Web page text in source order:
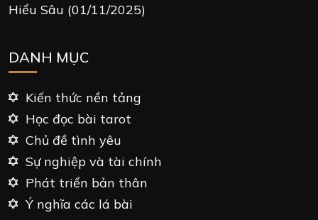
Hiểu Sâu (01/11/2025)
DANH MỤC
Kiến thức nền tảng
Học đọc bài tarot
Chủ đề tình yêu
Sự nghiệp và tài chính
Phát triển bản thân
Ý nghĩa các lá bài